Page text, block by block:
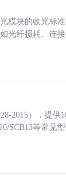
模块的收光标
光纤损耗、连
2015），提供
SCB13等常见